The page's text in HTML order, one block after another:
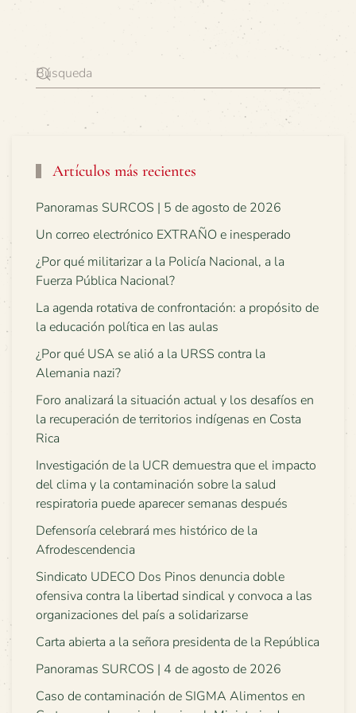
Artículos más recientes
Panoramas SURCOS | 5 de agosto de 2026
Un correo electrónico EXTRAÑO e inesperado
¿Por qué militarizar a la Policía Nacional, a la
Fuerza Pública Nacional?
La agenda rotativa de confrontación: a propósito de
la educación política en las aulas
¿Por qué USA se alió a la URSS contra la
Alemania nazi?
Foro analizará la situación actual y los desafíos en
la recuperación de territorios indígenas en Costa
Rica
Investigación de la UCR demuestra que el impacto
del clima y la contaminación sobre la salud
respiratoria puede aparecer semanas después
Defensoría celebrará mes histórico de la
Afrodescendencia
Sindicato UDECO Dos Pinos denuncia doble
ofensiva contra la libertad sindical y convoca a las
organizaciones del país a solidarizarse
Carta abierta a la señora presidenta de la República
Panoramas SURCOS | 4 de agosto de 2026
Caso de contaminación de SIGMA Alimentos en